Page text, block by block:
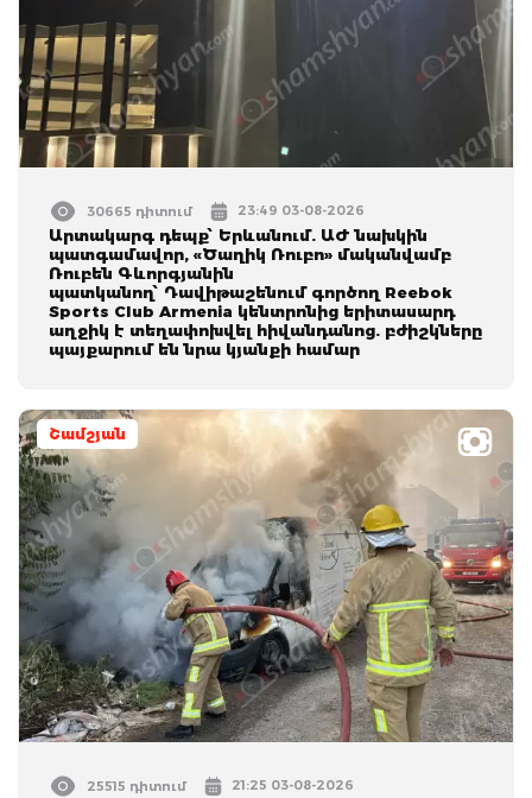
30665 դիտում 23:49 03-08-2026
Արտակարգ դեպք՝ Երևանում. ԱԺ նախկին
պատգամավոր, «Ծաղիկ Ռուբո» մականվամբ
Ռուբեն Գևորգյանին
պատկանող՝ Դավիթաշենում գործող Reebok
Sports Club Armenia կենտրոնից երիտասարդ
աղջիկ է տեղափոխվել հիվանդանոց. բժիշկները
պայքարում են նրա կյանքի համար
Շամշյան
25515 դիտում 21:25 03-08-2026